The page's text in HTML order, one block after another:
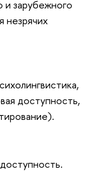
и зарубежного
незрячих
доступность,